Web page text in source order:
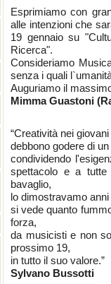
Esprimiamo con
alle intenzioni che
19 gennaio su
Ricerca".
Consideriamo
senza i quali
Auguriamo il
Mimma Guastoni
“Creatività nei
debbono godere di
condividendo
spettacolo e a
bavaglio,
lo dimostravamo
si vede quanto
forza,
da musicisti e non
prossimo 19,
in tutto il suo valore.”
Sylvano Bussotti